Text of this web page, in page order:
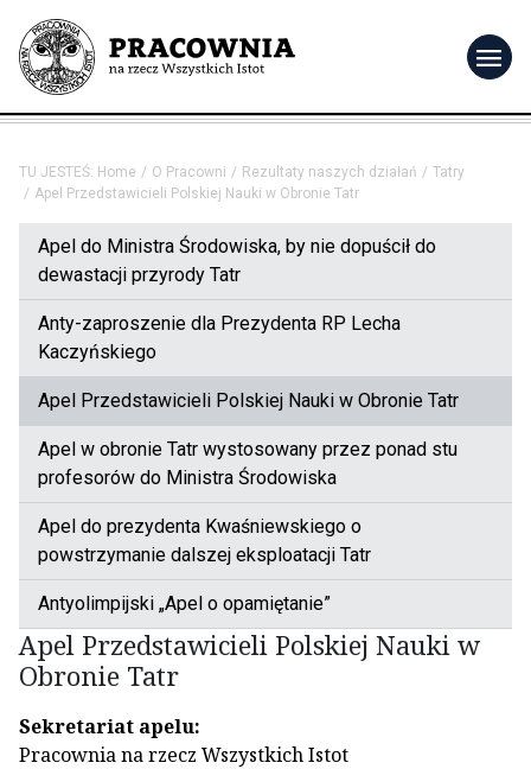
menu
TU JESTEŚ: Home O Pracowni Rezultaty naszych działań
Tatry
Apel Przedstawicieli Polskiej Nauki w Obronie Tatr
Apel do Ministra Środowiska, by nie dopuścił do
dewastacji przyrody Tatr
Anty-zaproszenie dla Prezydenta RP Lecha
Kaczyńskiego
Apel Przedstawicieli Polskiej Nauki w Obronie Tatr
Apel w obronie Tatr wystosowany przez ponad stu
profesorów do Ministra Środowiska
Apel do prezydenta Kwaśniewskiego o
powstrzymanie dalszej eksploatacji Tatr
Antyolimpijski „Apel o opamiętanie”
Apel Przedstawicieli Polskiej Nauki w
Obronie Tatr
Sekretariat apelu:
Pracownia na rzecz Wszystkich Istot